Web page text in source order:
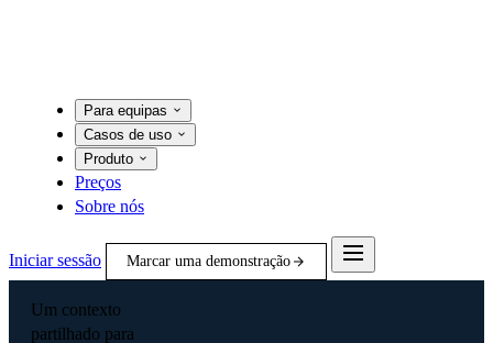
Para equipas
Casos de uso
Produto
Preços
Sobre nós
Iniciar sessão Marcar uma demonstração
Um contexto
partilhado para